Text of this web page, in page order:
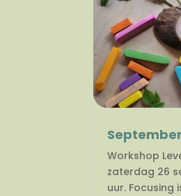
Workshop
zaterdag 26
uur. Focusing